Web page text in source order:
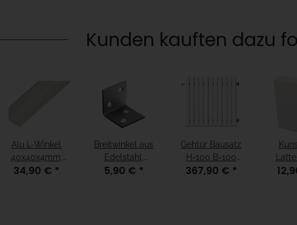
Kunden kauften dazu
Alu L-Winkel
40x40x4mm,
Länge 1,98m
34,90 € *
Breitwinkel aus
Edelstahl,
40x40x40mm
5,90 € *
Gehtür Bausatz
H=100 B=100
ohne Pfosten
367,90 € *